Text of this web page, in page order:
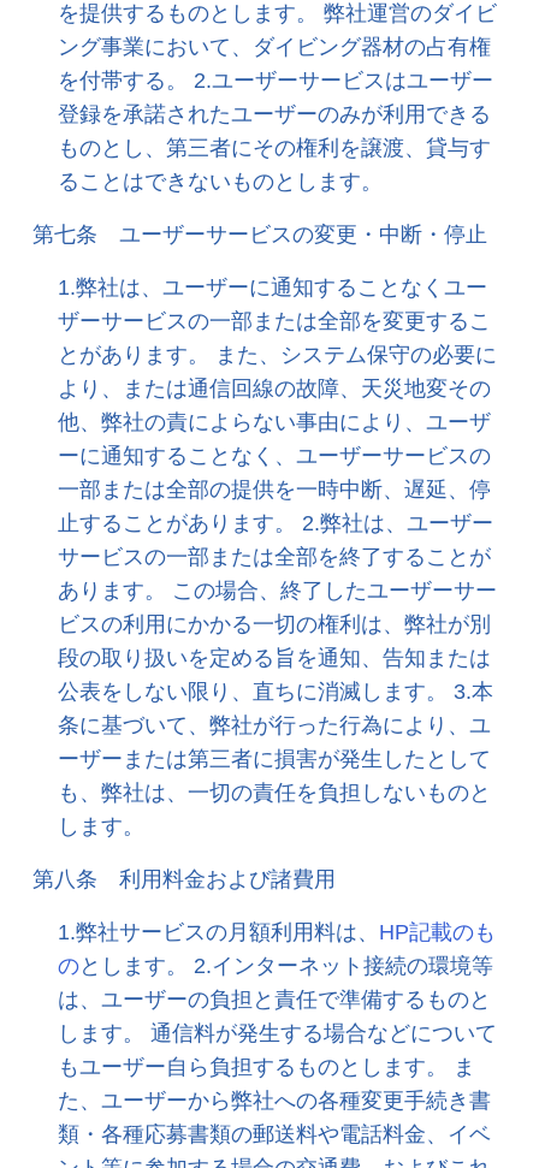
を提供するものとします。 弊社運営のダイビ
ング事業において、ダイビング器材の占有権
を付帯する。 2.ユーザーサービスはユーザー
登録を承諾されたユーザーのみが利用できる
ものとし、第三者にその権利を譲渡、貸与す
ることはできないものとします。
第七条 ユーザーサービスの変更・中断・停止
1.弊社は、ユーザーに通知することなくユー
ザーサービスの一部または全部を変更するこ
とがあります。 また、システム保守の必要に
より、または通信回線の故障、天災地変その
他、弊社の責によらない事由により、ユーザ
ーに通知することなく、ユーザーサービスの
一部または全部の提供を一時中断、遅延、停
止することがあります。 2.弊社は、ユーザー
サービスの一部または全部を終了することが
あります。 この場合、終了したユーザーサー
ビスの利用にかかる一切の権利は、弊社が別
段の取り扱いを定める旨を通知、告知または
公表をしない限り、直ちに消滅します。 3.本
条に基づいて、弊社が行った行為により、ユ
ーザーまたは第三者に損害が発生したとして
も、弊社は、一切の責任を負担しないものと
します。
第八条 利用料金および諸費用
1.弊社サービスの月額利用料は、 HP記載のも
のとします。 2.インターネット接続の環境等
は、ユーザーの負担と責任で準備するものと
します。 通信料が発生する場合などについて
もユーザー自ら負担するものとします。 ま
た、ユーザーから弊社への各種変更手続き書
類・各種応募書類の郵送料や電話料金、イベ